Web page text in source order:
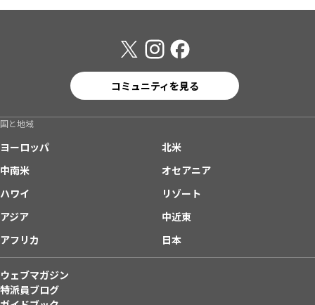
コミュニティを見る
国と地域
ヨーロッパ
北米
中南米
オセアニア
ハワイ
リゾート
アジア
中近東
アフリカ
日本
ウェブマガジン
特派員ブログ